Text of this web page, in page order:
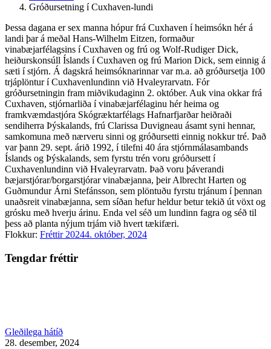
Gróðursetning í Cuxhaven-lundi
Þessa dagana er sex manna hópur frá Cuxhaven í heimsókn hér á
landi þar á meðal Hans-Wilhelm Eitzen, formaður
vinabæjarfélagsins í Cuxhaven og frú og Wolf-Rudiger Dick,
heiðurskonsúll Íslands í Cuxhaven og frú Marion Dick, sem einnig á
sæti í stjórn. Á dagskrá heimsóknarinnar var m.a. að gróðursetja 100
trjáplöntur í Cuxhavenlundinn við Hvaleyrarvatn. Fór
gróðursetningin fram miðvikudaginn 2. október. Auk vina okkar frá
Cuxhaven, stjórnarliða í vinabæjarfélaginu hér heima og
framkvæmdastjóra Skógræktarfélags Hafnarfjarðar heiðraði
sendiherra Þýskalands, frú Clarissa Duvigneau ásamt syni hennar,
samkomuna með nærveru sinni og gróðursetti einnig nokkur tré. Það
var þann 29. sept. árið 1992, í tilefni 40 ára stjórnmálasambands
Íslands og Þýskalands, sem fyrstu trén voru gróðursett í
Cuxhavenlundinn við Hvaleyrarvatn. Það voru þáverandi
bæjarstjórar/borgarstjórar vinabæjanna, þeir Albrecht Harten og
Guðmundur Árni Stefánsson, sem plöntuðu fyrstu trjánum í þennan
unaðsreit vinabæjanna, sem síðan hefur heldur betur tekið út vöxt og
grósku með hverju árinu. Enda vel séð um lundinn fagra og séð til
þess að planta nýjum trjám við hvert tækifæri.
Flokkur: Fréttir 20244. október, 2024
Tengdar fréttir
Gleðilega hátíð
28. desember, 2024